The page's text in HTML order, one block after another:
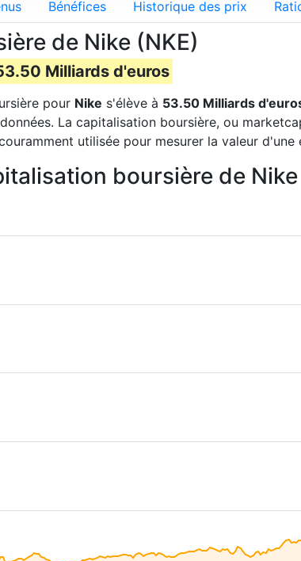
Bénéfices Historique des prix
de Nike (NKE)
Milliards d'euros
pour Nike s'élève à 53.50 Milliards
La capitalisation boursière, ou
utilisée pour mesurer la valeur d'une
boursière de